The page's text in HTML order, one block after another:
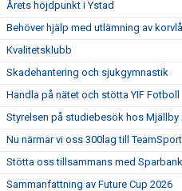
Årets höjdpunkt i Ystad
Behöver hjälp med utlämning av
Kvalitetsklubb
Skadehantering och sjukgymnastik
Handla på nätet och stötta YIF Fotboll
Styrelsen på studiebesök hos Mjällby
Nu närmar vi oss 300lag till
Stötta oss tillsammans med
Sammanfattning av Future Cup 2026